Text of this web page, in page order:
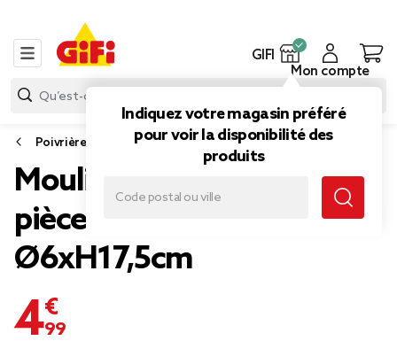
GIFI
Indiquez votre magasin préféré
pour voir la disponibilité des
produits
Mon compte
Poivrière, salière, huiler et vinaigrier
Moulin à sel et poivre 2
pièces vert clair et foncé
Ø6xH17,5cm
4,99 €